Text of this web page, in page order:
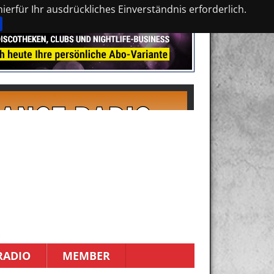
Ihr ausdrückliches Einverständnis erforderlich.
MEMBER